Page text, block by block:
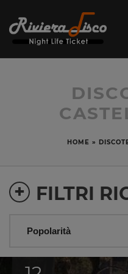
HOME »
FILTRI
+